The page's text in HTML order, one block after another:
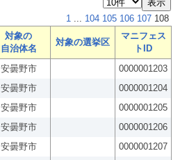
1 ... 104 105 106 107 108
対象の
自治体名
対象の選挙区
マニフェス
トID
安曇野市
0000001203
安曇野市
0000001204
安曇野市
0000001205
安曇野市
0000001206
安曇野市
0000001207